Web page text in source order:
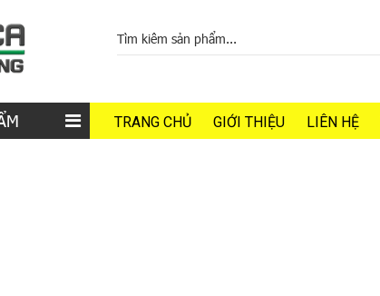
TRANG CHỦ GIỚI THIỆU LIÊN HỆ